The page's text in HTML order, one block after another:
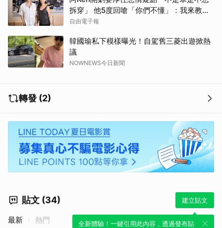
拆穿」 他5度回嗆「你們不懂」：我來教育
你們
自由電子報
韓國瑜私下模樣曝光！自駕舊三菱出遊掀熱
議
NOWNEWS今日新聞
轉發 (2)
貼文 (34) 建立貼文
全新體驗！一鍵引用此內容，透過發布貼
最新 熱門